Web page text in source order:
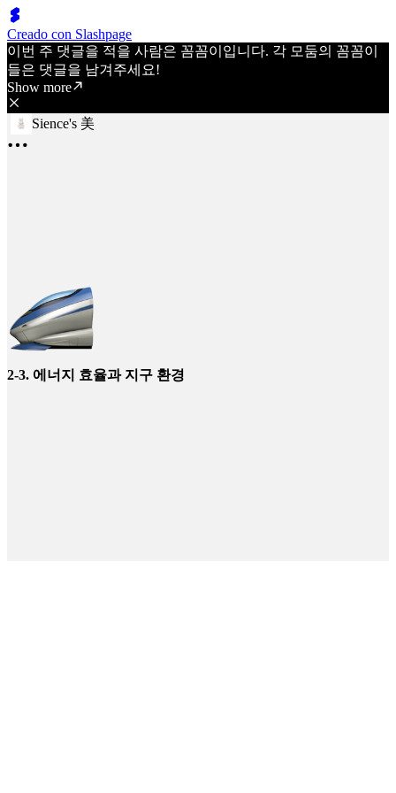
Creado con Slashpage
이번 주 댓글을 적을 사람은 꼼꼼이입니다. 각 모둠의 꼼꼼이
들은 댓글을 남겨주세요!
Show more
Sience's 美
2-3. 에너지 효율과 지구 환경